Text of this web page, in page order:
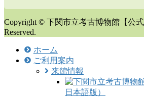
Copyright © 下関市立考古博物館【公
Reserved.
ホーム
ご利用案内
来館情報
日本語版）